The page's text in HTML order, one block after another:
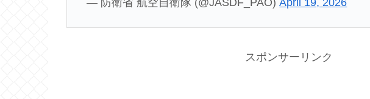
スポンサーリンク